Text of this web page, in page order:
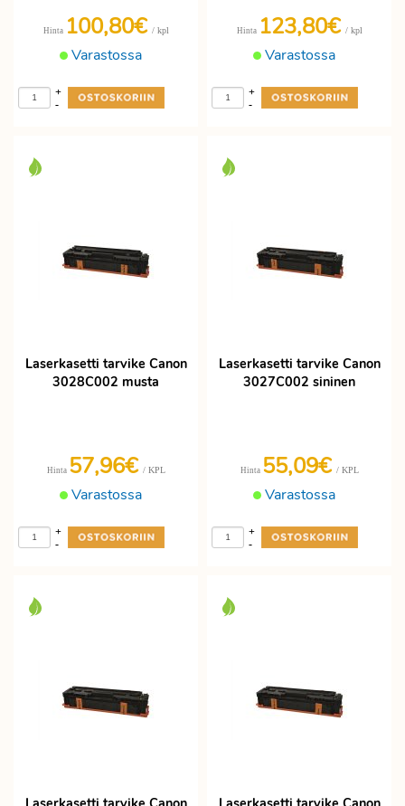
Varastossa
Hinta 100,80€ / kpl
-
+
Varastossa
Hinta 123,80€ / kpl
-
+
Laserkasetti tarvike Canon
3028C002 musta
Varastossa
Hinta 57,96€ / KPL
-
+
Laserkasetti tarvike Canon
3027C002 sininen
Varastossa
Hinta 55,09€ / KPL
-
+